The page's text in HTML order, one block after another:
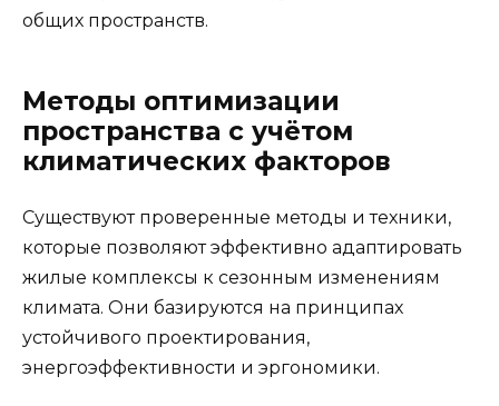
общих пространств.
Методы оптимизации
пространства с учётом
климатических факторов
Существуют проверенные методы и техники,
которые позволяют эффективно адаптировать
жилые комплексы к сезонным изменениям
климата. Они базируются на принципах
устойчивого проектирования,
энергоэффективности и эргономики.